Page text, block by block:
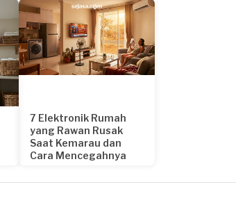
7 Elektronik Rumah
yang Rawan Rusak
Saat Kemarau dan
Cara Mencegahnya